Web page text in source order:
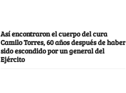
Así encontraron el cuerpo del cura
Camilo Torres, 60 años después de haber
sido escondido por un general del
Ejército